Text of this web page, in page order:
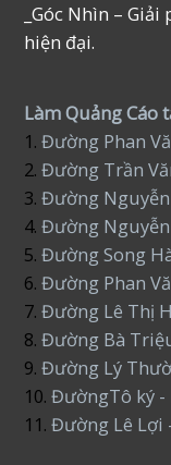
_Góc Nhìn –
hiện đại.
Làm Quảng Cáo
1.Đường Phan
2.Đường Trần
3.Đường Nguyễn
4. Đường
5.Đường Song
6.Đường Phan
7. Đường Lê Thị
8.Đường Bà
9.Đường Lý
10.ĐườngTô ký -
11.Đường Lê Lợi